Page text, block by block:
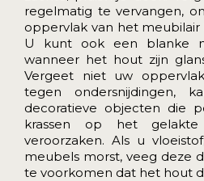
regelmatig te vervangen,
oppervlak van het
U kunt ook een blanke
wanneer het hout zijn
Vergeet niet uw
tegen ondersnijdingen,
decoratieve objecten die
krassen op het gelakte
veroorzaken. Als u
meubels morst, veeg deze
te voorkomen dat het hout